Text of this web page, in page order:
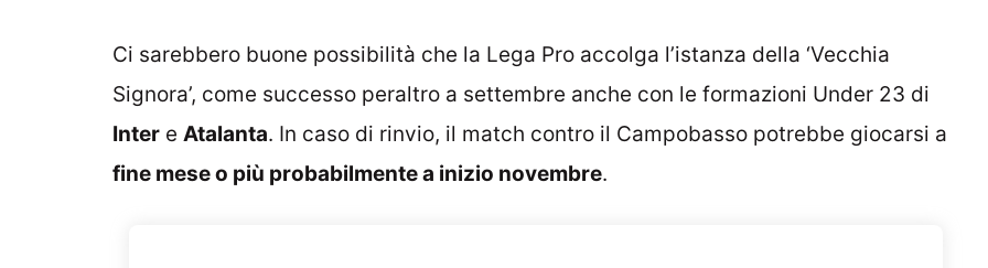
Ci sarebbero buone possibilità che la Lega Pro accolga l’istanza della ‘Vecchia
Signora’, come successo peraltro a settembre anche con le formazioni Under 23 di
Inter e Atalanta. In caso di rinvio, il match contro il Campobasso potrebbe giocarsi a
fine mese o più probabilmente a inizio novembre.